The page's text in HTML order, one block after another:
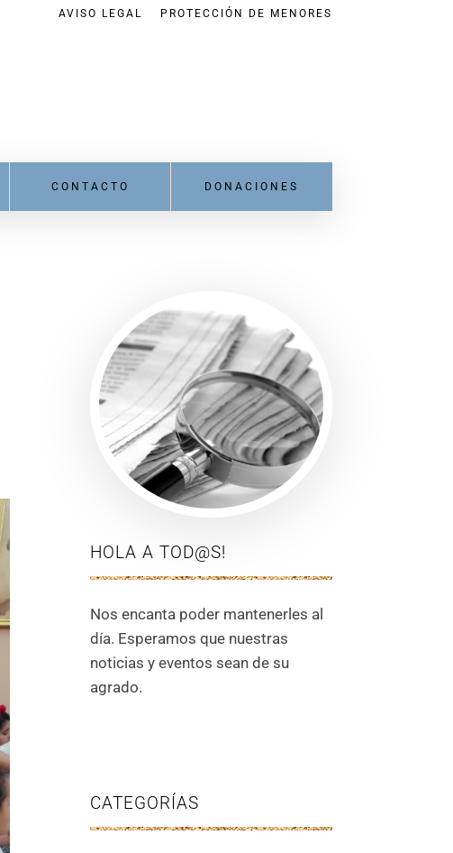
AVISO LEGAL PROTECCIÓN DE MENORES
CONTACTO DONACIONES
HOLA A TOD@S!
Nos encanta poder mantenerles al
día. Esperamos que nuestras
noticias y eventos sean de su
agrado.
CATEGORÍAS